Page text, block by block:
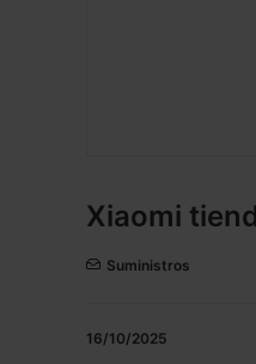
Xiaomi
Suministros
16/10/2025